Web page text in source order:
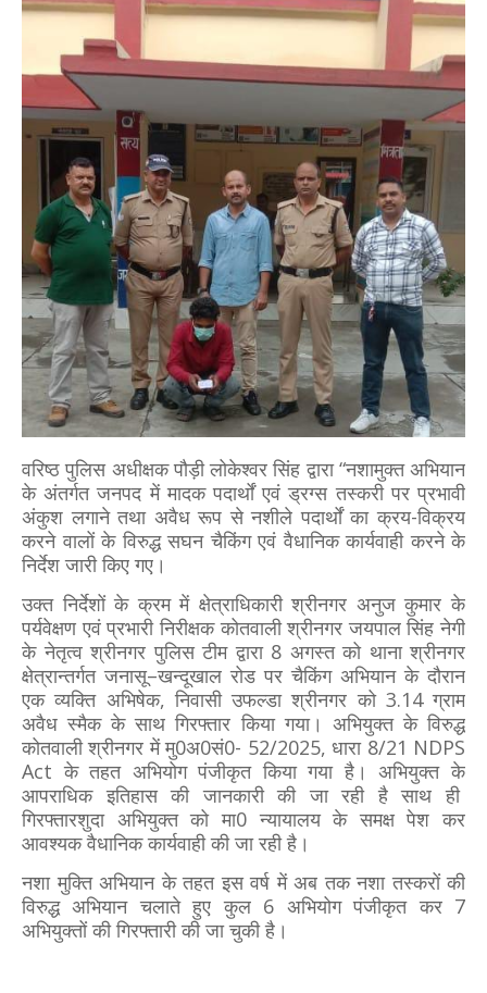
वरिष्ठ पुलिस अधीक्षक पौड़ी लोकेश्वर सिंह द्वारा “नशामुक्त अभियान
के अंतर्गत जनपद में मादक पदार्थों एवं ड्रग्स तस्करी पर प्रभावी
अंकुश लगाने तथा अवैध रूप से नशीले पदार्थों का क्रय-विक्रय
करने वालों के विरुद्ध सघन चैकिंग एवं वैधानिक कार्यवाही करने के
निर्देश जारी किए गए।
उक्त निर्देशों के क्रम में क्षेत्राधिकारी श्रीनगर अनुज कुमार के
पर्यवेक्षण एवं प्रभारी निरीक्षक कोतवाली श्रीनगर जयपाल सिंह नेगी
के नेतृत्व श्रीनगर पुलिस टीम द्वारा 8 अगस्त को थाना श्रीनगर
क्षेत्रान्तर्गत जनासू–खन्दूखाल रोड पर चैकिंग अभियान के दौरान
एक व्यक्ति अभिषेक, निवासी उफल्डा श्रीनगर को 3.14 ग्राम
अवैध स्मैक के साथ गिरफ्तार किया गया। अभियुक्त के विरुद्ध
कोतवाली श्रीनगर में मु0अ0सं0- 52/2025, धारा 8/21 NDPS
Act के तहत अभियोग पंजीकृत किया गया है। अभियुक्त के
आपराधिक इतिहास की जानकारी की जा रही है साथ ही
गिरफ्तारशुदा अभियुक्त को मा0 न्यायालय के समक्ष पेश कर
आवश्यक वैधानिक कार्यवाही की जा रही है।
नशा मुक्ति अभियान के तहत इस वर्ष में अब तक नशा तस्करों की
विरुद्ध अभियान चलाते हुए कुल 6 अभियोग पंजीकृत कर 7
अभियुक्तों की गिरफ्तारी की जा चुकी है।